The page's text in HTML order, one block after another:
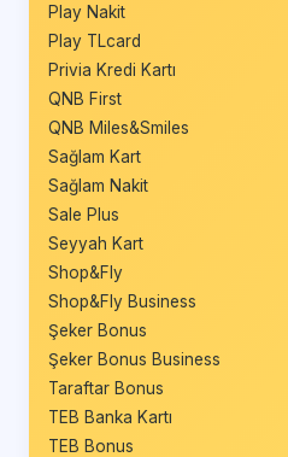
Play Nakit
Play TLcard
Privia Kredi Kartı
QNB First
QNB Miles&Smiles
Sağlam Kart
Sağlam Nakit
Sale Plus
Seyyah Kart
Shop&Fly
Shop&Fly Business
Şeker Bonus
Şeker Bonus Business
Taraftar Bonus
TEB Banka Kartı
TEB Bonus